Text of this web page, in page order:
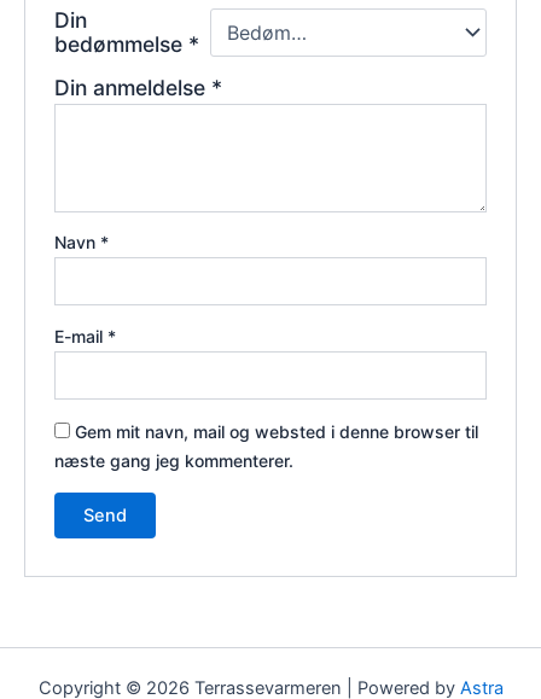
Din
bedømmelse *
Din anmeldelse *
Navn *
E-mail *
Gem mit navn, mail og websted i denne browser til
næste gang jeg kommenterer.
Copyright © 2026 Terrassevarmeren | Powered by Astra